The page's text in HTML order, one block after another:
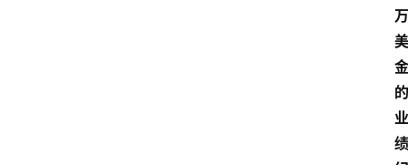
万
美
金
的
业
绩